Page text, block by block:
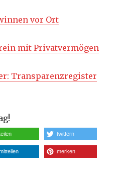
vor Ort
mit Privatvermögen
Transparenzregister
twittern
merken